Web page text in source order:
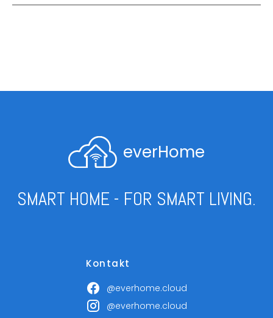
everHome
SMART HOME - FOR SMART LIVING.
Kontakt
@everhome.cloud
@everhome.cloud